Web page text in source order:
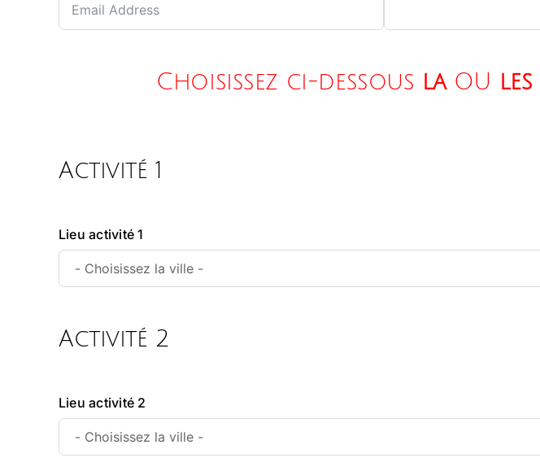
Choisissez ci-dessous laOU les
Activité 1
Lieu activité 1
Activité 2
Lieu activité 2